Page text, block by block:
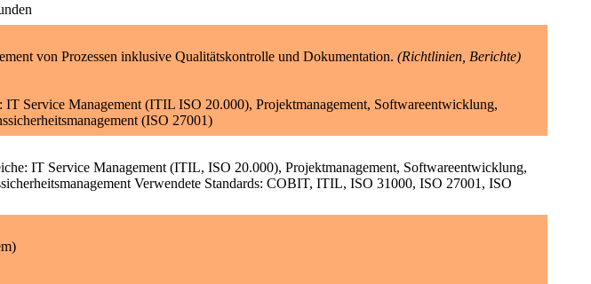
von Prozessen inklusive Qualitätskontrolle und Dokumentation. (Richtlinien, Berichte)
IT Service Management (ITIL ISO 20.000), Projektmanagement, Softwareentwicklung,
(ISO 27001)
IT Service Management (ITIL, ISO 20.000), Projektmanagement, Softwareentwicklung,
Verwendete Standards: COBIT, ITIL, ISO 31000, ISO 27001, ISO